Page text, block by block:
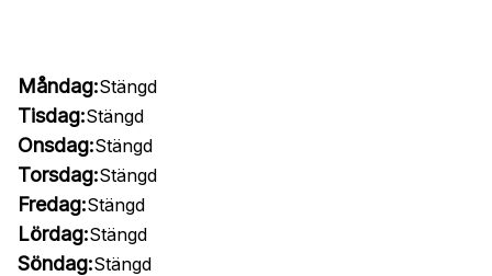
Måndag:Stängd
Tisdag:Stängd
Onsdag:Stängd
Torsdag:Stängd
Fredag:Stängd
Lördag:Stängd
Söndag:Stängd